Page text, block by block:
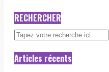
RECHERCHER
Articles récents